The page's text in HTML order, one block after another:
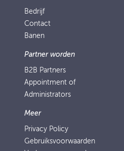
Bedrijf
Contact
Banen
Partner worden
B2B Partners
Appointment of
Administrators
Meer
Privacy Policy
Gebruiksvoorwaarden